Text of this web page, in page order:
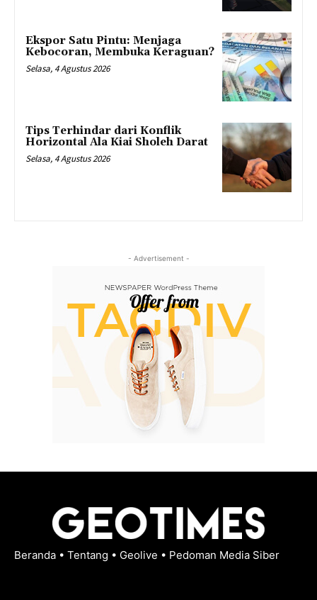
Ekspor Satu Pintu: Menjaga
Kebocoran, Membuka Keraguan?
Selasa, 4 Agustus 2026
Tips Terhindar dari Konflik
Horizontal Ala Kiai Sholeh Darat
Selasa, 4 Agustus 2026
- Advertisement -
Beranda • Tentang • Geolive • Pedoman Media Siber